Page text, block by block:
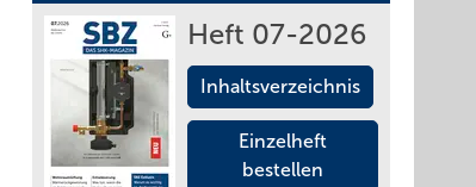
Heft 07-2026
Inhaltsverzeichnis
Einzelheft
bestellen